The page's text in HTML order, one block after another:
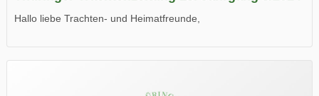
Hallo liebe Trachten- und Heimatfreunde,
Wir wünschen Euch viel Spaß beim Lesen.